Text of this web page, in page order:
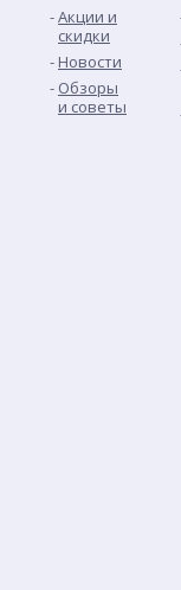
Акции и
скидки
Новости
Обзоры
и советы